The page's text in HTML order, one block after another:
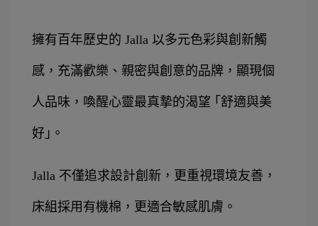
擁有百年歷史的 Jalla 以多元色彩與創新觸
感，充滿歡樂、親密與創意的品牌，顯現個
人品味，喚醒心靈最真摯的渴望 ｢ 舒適與美
好 ｣ 。
Jalla 不僅追求設計創新，更重視環境友善，
床組採用有機棉，更適合敏感肌膚。